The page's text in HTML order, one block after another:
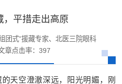
，平措走出高原
团式”援藏专家、北医三院眼科
章点击率：397
天空澄澈深远，阳光明媚，刚